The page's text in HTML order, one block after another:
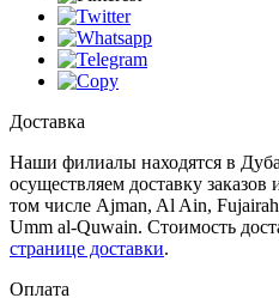
Доставка
Наши филиалы находятся в
осуществляем доставку
том числе Ajman, Al Ain‎,
Umm al-Quwain. Стоимость
странице доставки.
Оплата